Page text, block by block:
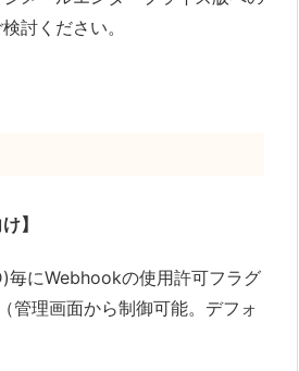
討ください。
】
毎にWebhookの使用許可フラグ
管理画面から制御可能。デフォ